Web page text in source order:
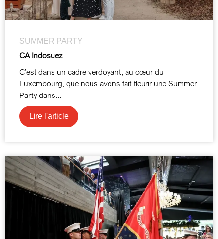
SUMMER PARTY
CA Indosuez
C’est dans un cadre verdoyant, au cœur du
Luxembourg, que nous avons fait fleurir une Summer
Party dans...
Lire l'article